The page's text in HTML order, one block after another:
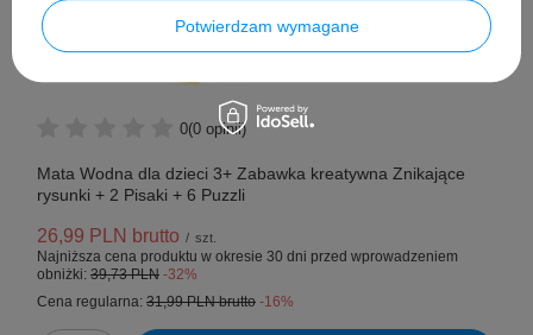
0(0 opinii)
Mata Wodna dla dzieci 3+ Zabawka kreatywna Znikające
rysunki + 2 Pisaki + 6 Puzzli
26,99 PLN brutto / szt.
Najniższa cena produktu w okresie 30 dni przed wprowadzeniem
obniżki: 39,73 PLN -32%
Cena regularna: 31,99 PLNbrutto -16%
Potwierdzam wymagane